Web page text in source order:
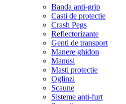
Banda anti-grip
Casti de protectie
Crash Pegs
Reflectorizante
Genti de transport
Manere ghidon
Manusi
Masti protectie
Oglinzi
Scaune
Sisteme anti-furt